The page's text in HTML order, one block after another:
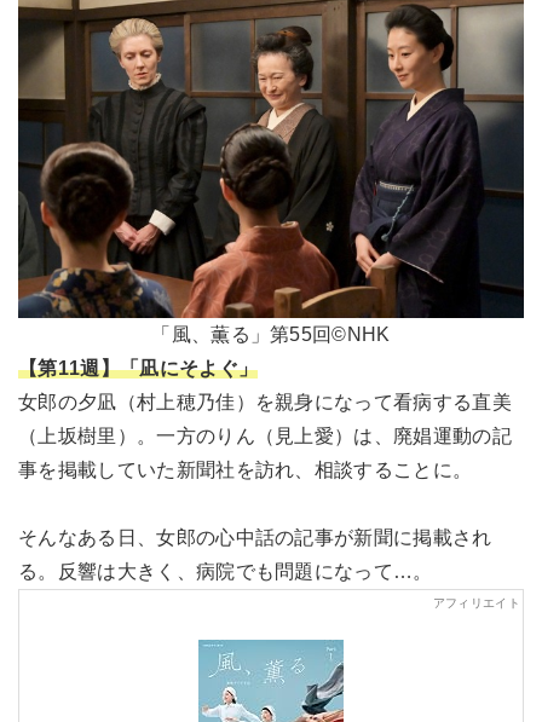
「風、薫る」第55回©NHK
【第11週】「凪にそよぐ」
女郎の夕凪（村上穂乃佳）を親身になって看病する直美
（上坂樹里）。一方のりん（見上愛）は、廃娼運動の記
事を掲載していた新聞社を訪れ、相談することに。
そんなある日、女郎の心中話の記事が新聞に掲載され
る。反響は大きく、病院でも問題になって…。